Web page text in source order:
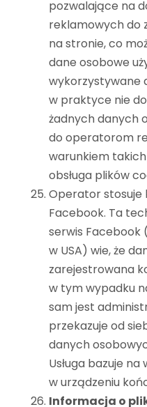
pozwalające na
reklamowych do
na stronie, co
dane osobowe
wykorzystywane
w praktyce nie
żadnych danych
do operatorom
warunkiem takich
obsługa plików
Operator stosuje
Facebook. Ta
serwis Facebook
w USA) wie, że
zarejestrowana
w tym wypadku
sam jest
przekazuje od
danych
Usługa bazuje
w urządzeniu
Informacja o